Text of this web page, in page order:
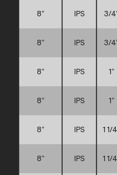
8” IPS 3/
8” IPS 3/
8” IPS 1”
8” IPS 1”
8” IPS 1 1/
8” IPS 1 1/